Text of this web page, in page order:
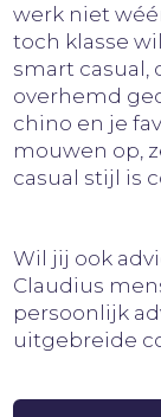
werk niet
toch klasse
smart casual,
overhemd
chino en je
mouwen op,
casual stijl is
Wil jij ook
Claudius
persoonlijk
uitgebreide